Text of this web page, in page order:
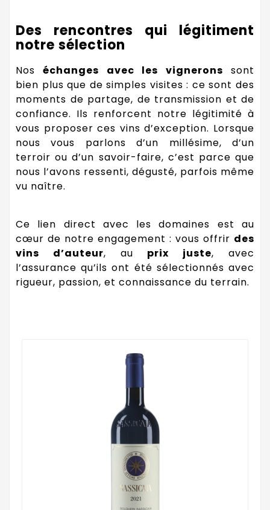
Des rencontres qui légitiment
notre sélection
Noséchanges avec les vignerons sont
bien plus que de simples visites : ce sont des
moments de partage, de transmission et de
confiance. Ils renforcent notre légitimité à
vous proposer ces vins d’exception. Lorsque
nous vous parlons d’un millésime, d’un
terroir ou d’un savoir-faire, c’est parce que
nous l’avons ressenti, dégusté, parfois même
vu naître.
Ce lien direct avec les domaines est au
cœur de notre engagement : vous offrir des
vins d’auteur, au prix juste, avec
l’assurance qu’ils ont été sélectionnés avec
rigueur, passion, et connaissance du terrain.